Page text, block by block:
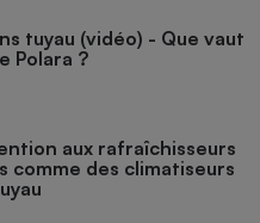
tuyau (vidéo) - Que vaut
Polara ?
aux rafraîchisseurs
comme des climatiseurs